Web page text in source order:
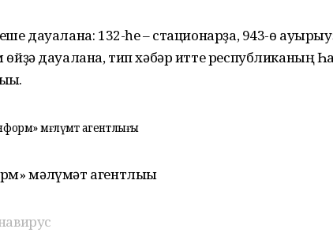
дауалана: 132-һе – стационарҙа, 943-ө
өйҙә дауалана, тип хәбәр итте республиканың
мәғлүмәт агентлығы
мәғлүмәт агентлығы